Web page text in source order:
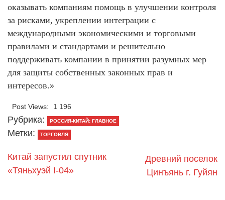
оказывать компаниям помощь в улучшении контроля
за рисками, укреплении интеграции с
международными экономическими и торговыми
правилами и стандартами и решительно
поддерживать компании в принятии разумных мер
для защиты собственных законных прав и
интересов.»
Post Views: 1 196
Рубрика: РОССИЯ-КИТАЙ: ГЛАВНОЕ
Метки: ТОРГОВЛЯ
Китай запустил спутник
«Тяньхуэй I-04»
Древний поселок
Цинъянь г. Гуйян